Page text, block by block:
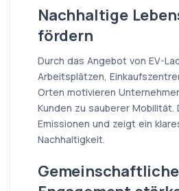
Nachhaltige
fördern
Durch das Angebot von EV-
Arbeitsplätzen,
Orten motivieren
Kunden zu sauberer Mobilität.
Emissionen und zeigt ein
Nachhaltigkeit.